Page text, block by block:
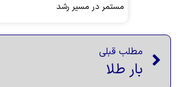
مستمر در مسیر رشد
مطلب قبلی
بار طلا